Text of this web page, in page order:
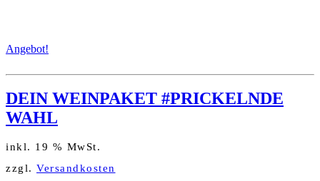
Angebot!
DEIN WEINPAKET #PRICKELNDE
WAHL
inkl. 19 % MwSt.
zzgl. Versandkosten